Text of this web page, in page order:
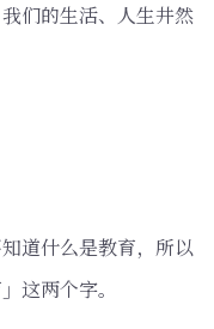
们的生活、人生井然
道什么是教育，所以
这两个字。